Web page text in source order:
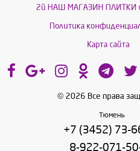
2й НАШ МАГАЗИН ПЛИТКИ
Политика
Карта сайта
© 2026 Все права
Тюмень
+7 (3452) 73-
8-922-071-